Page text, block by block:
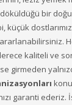
bir
küçük
kaliteli ve
girmeden
garanti